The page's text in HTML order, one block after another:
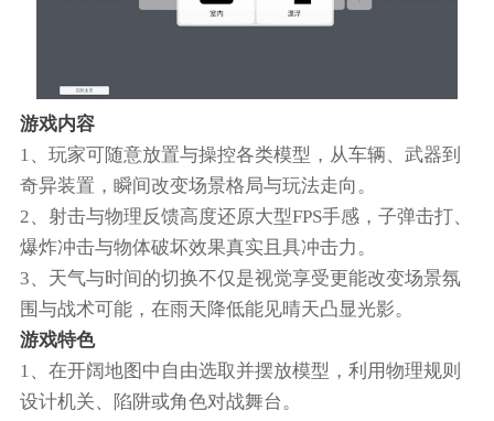
游戏内容
1、玩家可随意放置与操控各类模型，从车辆、武器到
奇异装置，瞬间改变场景格局与玩法走向。
2、射击与物理反馈高度还原大型FPS手感，子弹击打、
爆炸冲击与物体破坏效果真实且具冲击力。
3、天气与时间的切换不仅是视觉享受更能改变场景氛
围与战术可能，在雨天降低能见晴天凸显光影。
游戏特色
1、在开阔地图中自由选取并摆放模型，利用物理规则
设计机关、陷阱或角色对战舞台。